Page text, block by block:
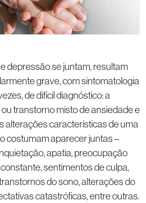
depressão se juntam, resultam
grave, com sintomatologia
de difícil diagnóstico: a
transtorno misto de ansiedade e
alterações características de uma
costumam aparecer juntas –
apatia, preocupação
sentimentos de culpa,
do sono, alterações do
catastróficas, entre outras.